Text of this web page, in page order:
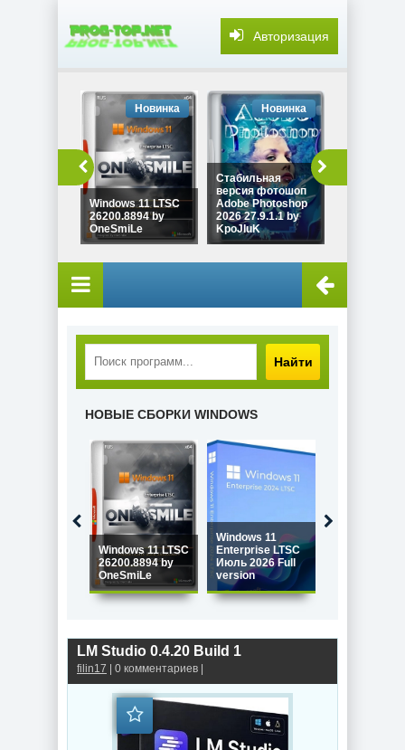
Авторизация
Windows 11 LTSC
26200.8894 by
OneSmiLe
Новинка
Стабильная
версия фотошоп
Adobe Photoshop
2026 27.9.1.1 by
KpoJIuK
Новинка
Найти
НОВЫЕ СБОРКИ WINDOWS
Windows 11 LTSC
26200.8894 by
OneSmiLe
Windows 11
Enterprise LTSC
Июль 2026 Full
version
LM Studio 0.4.20 Build 1
filin17 | 0 комментариев |